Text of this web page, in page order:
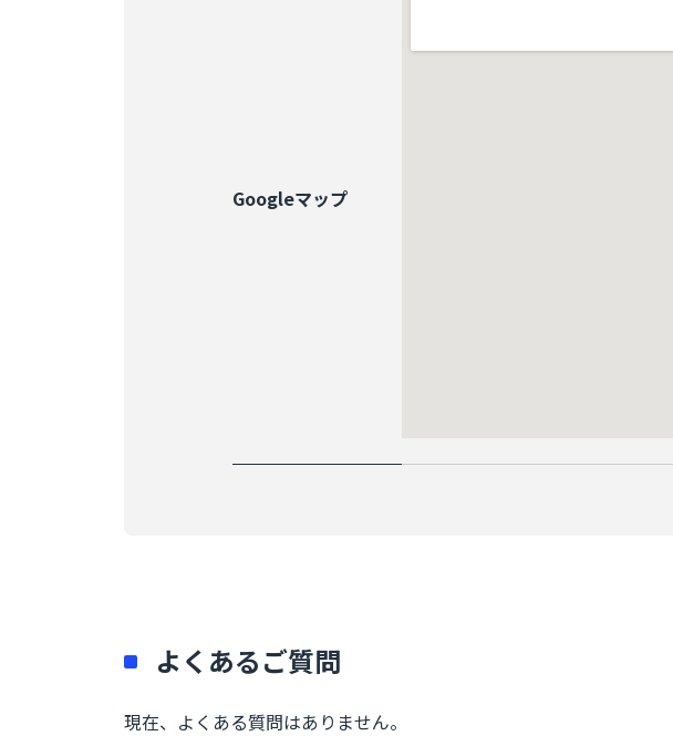
Googleマップ
よくあるご質問
現在、よくある質問はありません。